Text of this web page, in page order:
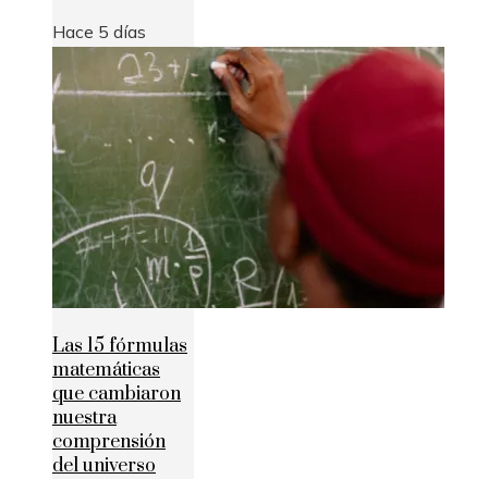
Hace 5 días
Las 15 fórmulas
matemáticas
que cambiaron
nuestra
comprensión
del universo